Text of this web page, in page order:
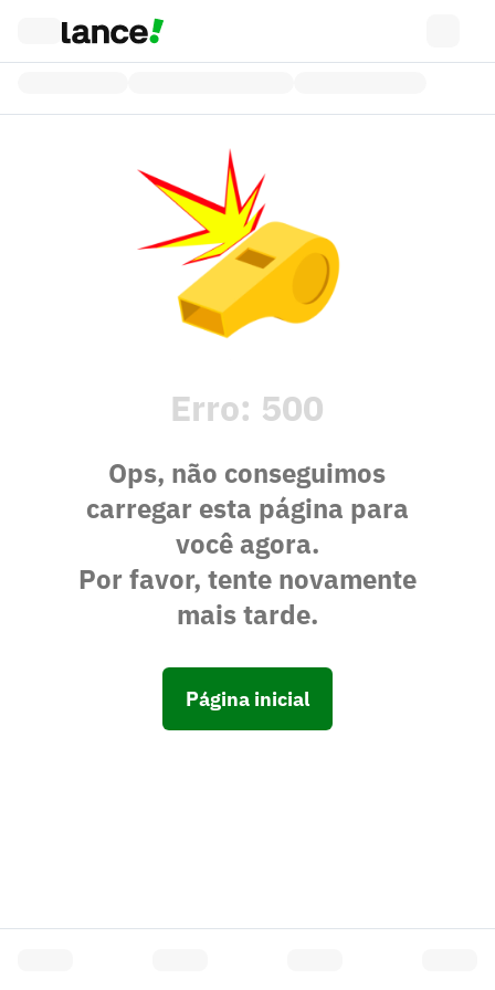
Erro: 500
Ops, não conseguimos
carregar esta página para
você agora.
Por favor, tente novamente
mais tarde.
Página inicial